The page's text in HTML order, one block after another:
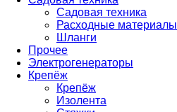
Садовая техника
Расходные материалы
Шланги
Прочее
Электрогенераторы
Крепёж
Крепёж
Изолента